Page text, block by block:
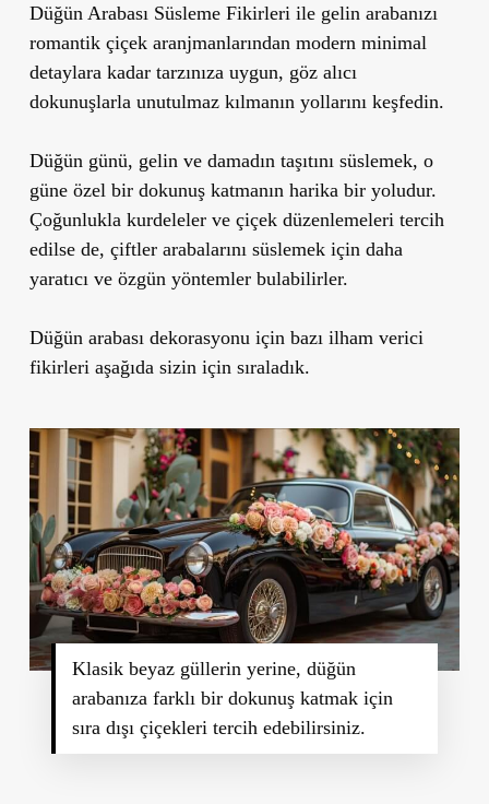
Düğün Arabası Süsleme Fikirleri ile gelin arabanızı
romantik çiçek aranjmanlarından modern minimal
detaylara kadar tarzınıza uygun, göz alıcı
dokunuşlarla unutulmaz kılmanın yollarını keşfedin.
Düğün günü, gelin ve damadın taşıtını süslemek, o
güne özel bir dokunuş katmanın harika bir yoludur.
Çoğunlukla kurdeleler ve çiçek düzenlemeleri tercih
edilse de, çiftler arabalarını süslemek için daha
yaratıcı ve özgün yöntemler bulabilirler.
Düğün arabası dekorasyonu için bazı ilham verici
fikirleri aşağıda sizin için sıraladık.
Klasik beyaz güllerin yerine, düğün
arabanıza farklı bir dokunuş katmak için
sıra dışı çiçekleri tercih edebilirsiniz.